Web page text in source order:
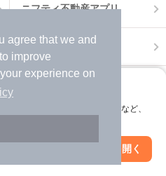
agree that we and
improve
experience on
クサクお部屋探し
。マップ検索やお気に入り保存など、
アプリを開く
絞り込み条件を変更
物件一覧に反映
ニフティ不動産アプリ
フィス